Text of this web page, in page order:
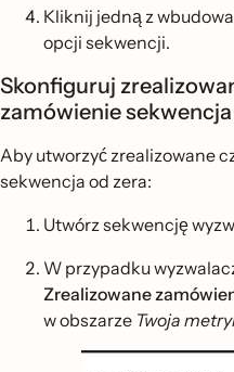
Kliknij jedną z
opcji sekwencji.
Skonfiguruj
zamówienie
Aby utworzyć zrealizowane
sekwencja od zera:
Utwórz sekwencję
W przypadku
Zrealizowane
w obszarze Twoja